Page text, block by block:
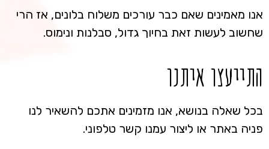
אנו מאמינים שאם כבר עורכים משלוח בלונים, אז הרי
שחשוב לעשות זאת בחיוך גדול, סבלנות ונימוס.
התייעצו איתנו
בכל שאלה בנושא, אנו מזמינים אתכם להשאיר לנו
פניה באתר או ליצור עמנו קשר טלפוני.